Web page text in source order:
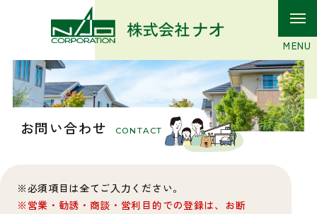
お問い合わせ CONTACT
必須項目は全てご入力ください。
営業・勧誘・商談・営利目的での登録は、お断